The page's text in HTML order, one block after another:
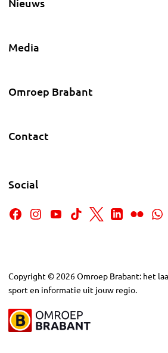
Media
Omroep Brabant
Contact
Social
Copyright © 2026Omroep Brabant: het
sport en informatie uit jouw regio.